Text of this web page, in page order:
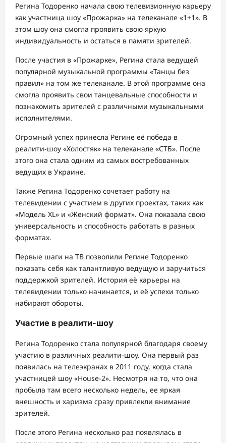
Регина Тодоренко начала свою телевизионную карьеру
как участница шоу «Прожарка» на телеканале «1+1». В
этом шоу она смогла проявить свою яркую
индивидуальность и остаться в памяти зрителей.
После участия в «Прожарке», Регина стала ведущей
популярной музыкальной программы «Танцы без
правил» на том же телеканале. В этой программе она
смогла проявить свои танцевальные способности и
познакомить зрителей с различными музыкальными
исполнителями.
Огромный успех принесла Регине её победа в
реалити-шоу «Холостяк» на телеканале «СТБ». После
этого она стала одним из самых востребованных
ведущих в Украине.
Также Регина Тодоренко сочетает работу на
телевидении с участием в других проектах, таких как
«Модель XL» и «Женский формат». Она показала свою
универсальность и способность работать в разных
форматах.
Первые шаги на ТВ позволили Регине Тодоренко
показать себя как талантливую ведущую и заручиться
поддержкой зрителей. История её карьеры на
телевидении только начинается, и её успехи только
набирают обороты.
Участие в реалити-шоу
Регина Тодоренко стала популярной благодаря своему
участию в различных реалити-шоу. Она первый раз
появилась на телеэкранах в 2011 году, когда стала
участницей шоу «House-2». Несмотря на то, что она
пробыла там всего несколько недель, ее яркая
внешность и харизма сразу привлекли внимание
зрителей.
После этого Регина несколько раз появлялась в